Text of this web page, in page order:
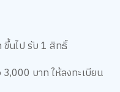
นไป รับ 1 สิทธิ์
บาท ให้ลงทะเบียน